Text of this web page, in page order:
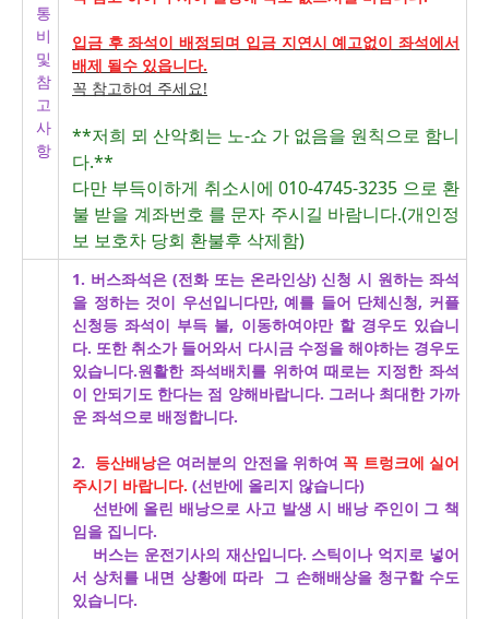
통
비
및
참
고
사
항
입금 후 좌석이 배정되며 입금 지연시 예고없이 좌석에서
배제 될수 있읍니다.
꼭 참고하여 주세요!
**저희 뫼 산악회는 노-쇼 가 없음을 원칙으로 함니
다.**
다만 부득이하게 취소시에 010-4745-3235 으로 환
불 받을 계좌번호 를 문자 주시길 바람니다.(개인정
보 보호차 당회 환불후 삭제함)
1. 버스좌석은 (전화 또는 온라인상) 신청 시 원하는 좌석
을 정하는 것이 우선입니다만, 예를 들어 단체신청, 커플
신청등 좌석이 부득 불, 이동하여야만 할 경우도 있습니
다. 또한 취소가 들어와서 다시금 수정을 해야하는 경우도
있습니다.원활한 좌석배치를 위하여 때로는 지정한 좌석
이 안되기도 한다는 점 양해바랍니다. 그러나 최대한 가까
운 좌석으로 배정합니다.
2. 등산배낭은 여러분의 안전을 위하여 꼭 트렁크에 실어
주시기 바랍니다. (선반에 올리지 않습니다)
선반에 올린 배낭으로 사고 발생 시 배낭 주인이 그 책
임을 집니다.
버스는 운전기사의 재산입니다. 스틱이나 억지로 넣어
서 상처를 내면 상황에 따라 그 손해배상을 청구할 수도
있습니다.